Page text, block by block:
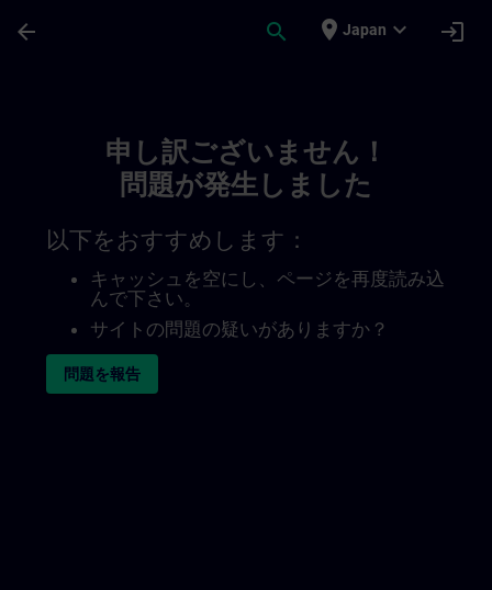
arrow_back search place Japan expand_more login
申し訳ございません！
問題が発生しました
以下をおすすめします：
キャッシュを空にし、ページを再度読み込
んで下さい。
サイトの問題の疑いがありますか？
問題を報告